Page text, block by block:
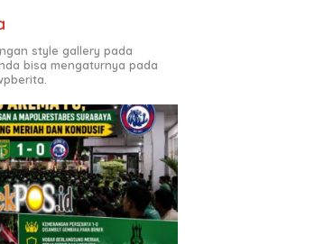
style gallery pada
bisa mengaturnya pada